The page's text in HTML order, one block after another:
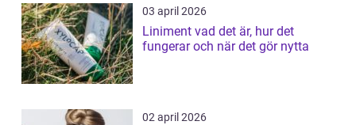
03 april 2026
Liniment vad det är, hur det
fungerar och när det gör nytta
02 april 2026